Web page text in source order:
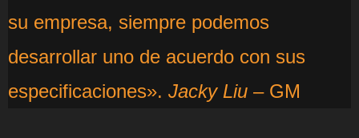
su empresa, siempre podemos
desarrollar uno de acuerdo con sus
especificaciones». Jacky Liu – GM